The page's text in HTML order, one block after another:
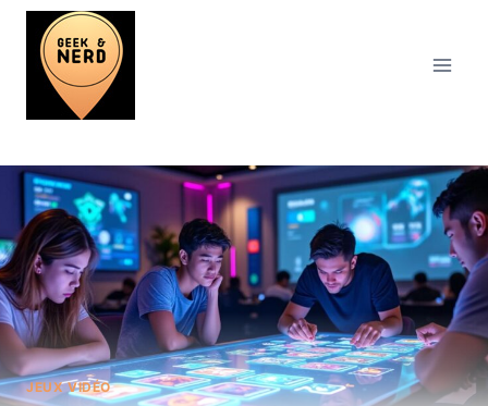
Aller
contenu
JEUX VIDÉO